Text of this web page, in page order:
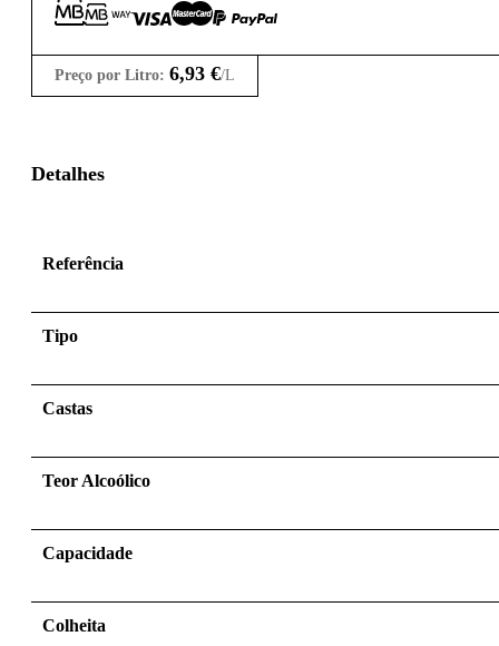
Preço por Litro: 6,93 €/L
Detalhes
Referência
Tipo
Castas
Teor Alcoólico
Capacidade
Colheita